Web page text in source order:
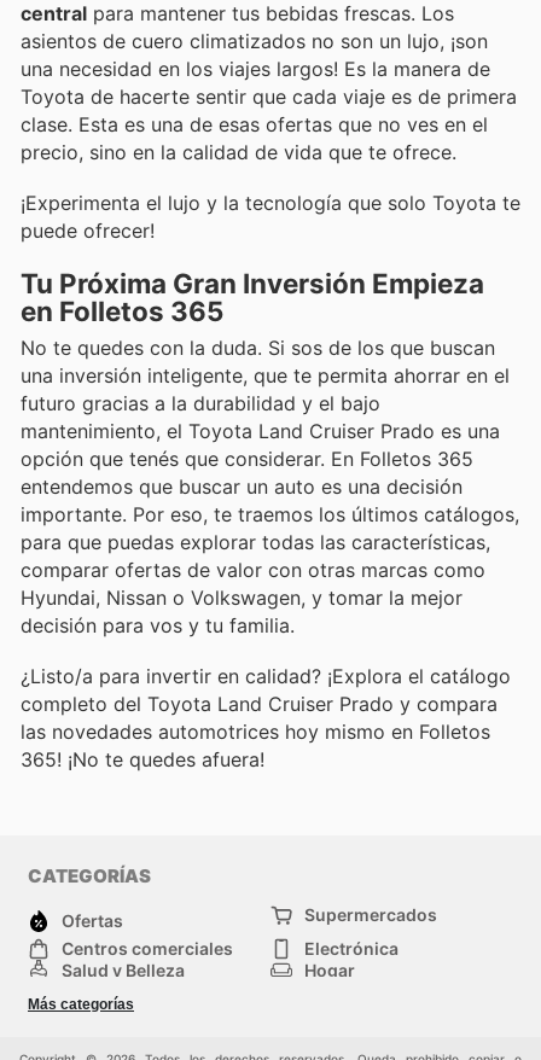
central para mantener tus bebidas frescas. Los
asientos de cuero climatizados no son un lujo, ¡son
una necesidad en los viajes largos! Es la manera de
Toyota de hacerte sentir que cada viaje es de primera
clase. Esta es una de esas ofertas que no ves en el
precio, sino en la calidad de vida que te ofrece.
¡Experimenta el lujo y la tecnología que solo Toyota te
puede ofrecer!
Tu Próxima Gran Inversión Empieza
en Folletos 365
No te quedes con la duda. Si sos de los que buscan
una inversión inteligente, que te permita ahorrar en el
futuro gracias a la durabilidad y el bajo
mantenimiento, el Toyota Land Cruiser Prado es una
opción que tenés que considerar. En Folletos 365
entendemos que buscar un auto es una decisión
importante. Por eso, te traemos los últimos catálogos,
para que puedas explorar todas las características,
comparar ofertas de valor con otras marcas como
Hyundai, Nissan o Volkswagen, y tomar la mejor
decisión para vos y tu familia.
¿Listo/a para invertir en calidad? ¡Explora el catálogo
completo del Toyota Land Cruiser Prado y compara
las novedades automotrices hoy mismo en Folletos
365! ¡No te quedes afuera!
CATEGORÍAS
Ofertas
Supermercados
Centros comerciales
Electrónica
Salud y Belleza
Hogar
Construcción
Más categorías